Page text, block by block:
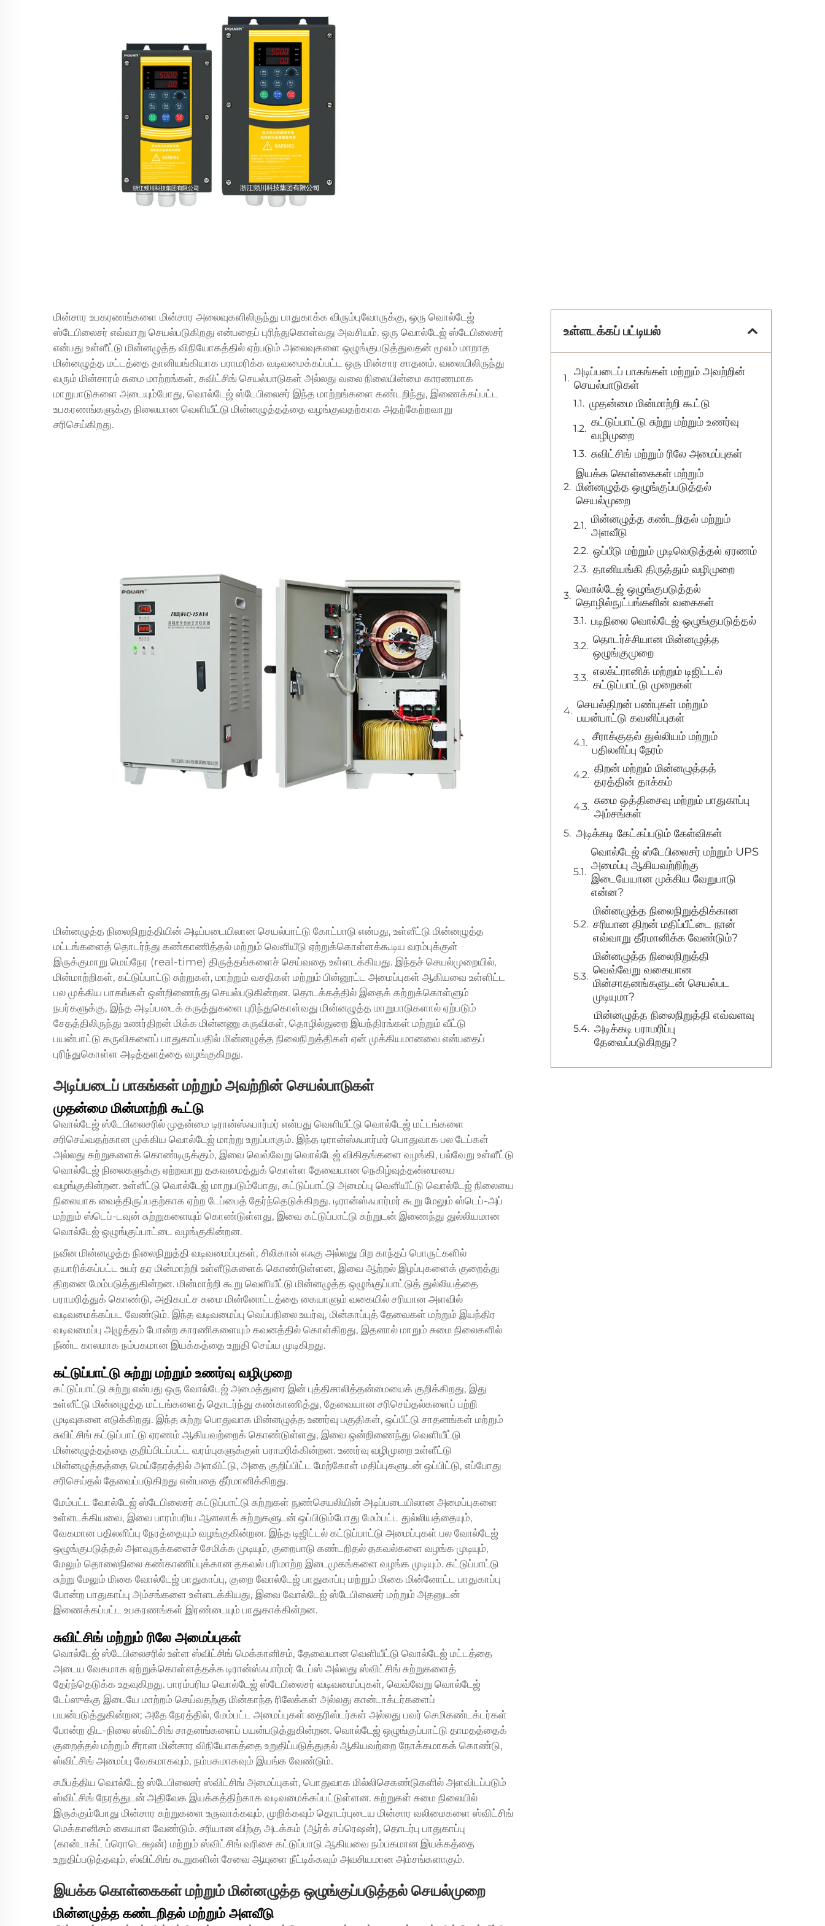
மின்சார உபகரணங்களை மின்சார அலைவுகளிலிருந்து பாதுகாக்க விரும்புவோருக்கு, ஒரு வொல்டேஜ்
ஸ்டேபிலைசர் எவ்வாறு செயல்படுகிறது என்பதைப் புரிந்துகொள்வது அவசியம். ஒரு வொல்டேஜ் ஸ்டேபிலைசர்
என்பது உள்ளீட்டு மின்னழுத்த விநியோகத்தில் ஏற்படும் அலைவுகளை ஒழுங்குபடுத்துவதன் மூலம் மாறாத
மின்னழுத்த மட்டத்தை தானியங்கியாக பராமரிக்க வடிவமைக்கப்பட்ட ஒரு மின்சார சாதனம். வலையிலிருந்து
வரும் மின்சாரம் சுமை மாற்றங்கள், சுவிட்சிங் செயல்பாடுகள் அல்லது வலை நிலையின்மை காரணமாக
மாறுபாடுகளை அடையும்போது, வொல்டேஜ் ஸ்டேபிலைசர் இந்த மாற்றங்களை கண்டறிந்து, இணைக்கப்பட்ட
உபகரணங்களுக்கு நிலையான வெளியீட்டு மின்னழுத்தத்தை வழங்குவதற்காக அதற்கேற்றவாறு
சரிசெய்கிறது.
மின்னழுத்த நிலைநிறுத்தியின் அடிப்படையிலான செயல்பாட்டு கோட்பாடு என்பது, உள்ளீட்டு மின்னழுத்த
மட்டங்களைத் தொடர்ந்து கண்காணித்தல் மற்றும் வெளியீடு ஏற்றுக்கொள்ளக்கூடிய வரம்புக்குள்
இருக்குமாறு மெய்நேர (real-time) திருத்தங்களைச் செய்வதை உள்ளடக்கியது. இந்தச் செயல்முறையில்,
மின்மாற்றிகள், கட்டுப்பாட்டு சுற்றுகள், மாற்றும் வசதிகள் மற்றும் பின்னூட்ட அமைப்புகள் ஆகியவை உள்ளிட்ட
பல முக்கிய பாகங்கள் ஒன்றிணைந்து செயல்படுகின்றன. தொடக்கத்தில் இதைக் கற்றுக்கொள்ளும்
நபர்களுக்கு, இந்த அடிப்படைக் கருத்துகளை புரிந்துகொள்வது மின்னழுத்த மாறுபாடுகளால் ஏற்படும்
சேதத்திலிருந்து உணர்திறன் மிக்க மின்னணு கருவிகள், தொழில்துறை இயந்திரங்கள் மற்றும் வீட்டு
பயன்பாட்டு கருவிகளைப் பாதுகாப்பதில் மின்னழுத்த நிலைநிறுத்திகள் ஏன் முக்கியமானவை என்பதைப்
புரிந்துகொள்ள அடித்தளத்தை வழங்குகிறது.
அடிப்படைப் பாகங்கள் மற்றும் அவற்றின் செயல்பாடுகள்
முதன்மை மின்மாற்றி கூட்டு
வொல்டேஜ் ஸ்டேபிலைசரில் முதன்மை டிரான்ஸ்ஃபார்மர் என்பது வெளியீட்டு வொல்டேஜ் மட்டங்களை
சரிசெய்வதற்கான முக்கிய வொல்டேஜ் மாற்று உறுப்பாகும். இந்த டிரான்ஸ்ஃபார்மர் பொதுவாக பல டேப்கள்
அல்லது சுற்றுகளைக் கொண்டிருக்கும், இவை வெவ்வேறு வொல்டேஜ் விகிதங்களை வழங்கி, பல்வேறு உள்ளீட்டு
வொல்டேஜ் நிலைகளுக்கு ஏற்றவாறு தகவமைத்துக் கொள்ள தேவையான நெகிழ்வுத்தன்மையை
வழங்குகின்றன. உள்ளீட்டு வொல்டேஜ் மாறுபடும்போது, கட்டுப்பாட்டு அமைப்பு வெளியீட்டு வொல்டேஜ் நிலையை
நிலையாக வைத்திருப்பதற்காக ஏற்ற டேப்பைத் தேர்ந்தெடுக்கிறது. டிரான்ஸ்ஃபார்மர் கூறு மேலும் ஸ்டெப்-அப்
மற்றும் ஸ்டெப்-டவுன் சுற்றுகளையும் கொண்டுள்ளது, இவை கட்டுப்பாட்டு சுற்றுடன் இணைந்து துல்லியமான
வொல்டேஜ் ஒழுங்குப்பாட்டை வழங்குகின்றன.
நவீன மின்னழுத்த நிலைநிறுத்தி வடிவமைப்புகள், சிலிகான் எஃகு அல்லது பிற காந்தப் பொருட்களில்
தயாரிக்கப்பட்ட உயர் தர மின்மாற்றி உள்ளீடுகளைக் கொண்டுள்ளன, இவை ஆற்றல் இழப்புகளைக் குறைத்து
திறனை மேம்படுத்துகின்றன. மின்மாற்றி கூறு வெளியீட்டு மின்னழுத்த ஒழுங்குப்பாட்டுத் துல்லியத்தை
பராமரித்துக் கொண்டு, அதிகபட்ச சுமை மின்னோட்டத்தை கையாளும் வகையில் சரியான அளவில்
வடிவமைக்கப்பட வேண்டும். இந்த வடிவமைப்பு வெப்பநிலை உயர்வு, மின்காப்புத் தேவைகள் மற்றும் இயந்திர
வடிவமைப்பு அழுத்தம் போன்ற காரணிகளையும் கவனத்தில் கொள்கிறது, இதனால் மாறும் சுமை நிலைகளில்
நீண்ட காலமாக நம்பகமான இயக்கத்தை உறுதி செய்ய முடிகிறது.
கட்டுப்பாட்டு சுற்று மற்றும் உணர்வு வழிமுறை
கட்டுப்பாட்டு சுற்று என்பது ஒரு வோல்டேஜ் அமைத்துரை இன் புத்திசாலித்தன்மையைக் குறிக்கிறது, இது
உள்ளீட்டு மின்னழுத்த மட்டங்களைத் தொடர்ந்து கண்காணித்து, தேவையான சரிசெய்தல்களைப் பற்றி
முடிவுகளை எடுக்கிறது. இந்த சுற்று பொதுவாக மின்னழுத்த உணர்வு பகுதிகள், ஒப்பீட்டு சாதனங்கள் மற்றும்
சுவிட்சிங் கட்டுப்பாட்டு ஏரணம் ஆகியவற்றைக் கொண்டுள்ளது, இவை ஒன்றிணைந்து வெளியீட்டு
மின்னழுத்தத்தை குறிப்பிடப்பட்ட வரம்புகளுக்குள் பராமரிக்கின்றன. உணர்வு வழிமுறை உள்ளீட்டு
மின்னழுத்தத்தை மெய்நேரத்தில் அளவிட்டு, அதை குறிப்பிட்ட மேற்கோள் மதிப்புகளுடன் ஒப்பிட்டு, எப்போது
சரிசெய்தல் தேவைப்படுகிறது என்பதை தீர்மானிக்கிறது.
மேம்பட்ட வோல்டேஜ் ஸ்டேபிலைசர் கட்டுப்பாட்டு சுற்றுகள் நுண்செயலியின் அடிப்படையிலான அமைப்புகளை
உள்ளடக்கியவை, இவை பாரம்பரிய ஆனலாக் சுற்றுகளுடன் ஒப்பிடும்போது மேம்பட்ட துல்லியத்தையும்,
வேகமான பதிலளிப்பு நேரத்தையும் வழங்குகின்றன. இந்த டிஜிட்டல் கட்டுப்பாட்டு அமைப்புகள் பல வோல்டேஜ்
ஒழுங்குபடுத்தல் அளவுருக்களைச் சேமிக்க முடியும், குறைபாடு கண்டறிதல் தகவல்களை வழங்க முடியும்,
மேலும் தொலைநிலை கண்காணிப்புக்கான தகவல் பரிமாற்ற இடைமுகங்களை வழங்க முடியும். கட்டுப்பாட்டு
சுற்று மேலும் மிகை வோல்டேஜ் பாதுகாப்பு, குறை வோல்டேஜ் பாதுகாப்பு மற்றும் மிகை மின்னோட்ட பாதுகாப்பு
போன்ற பாதுகாப்பு அம்சங்களை உள்ளடக்கியது, இவை வோல்டேஜ் ஸ்டேபிலைசர் மற்றும் அதனுடன்
இணைக்கப்பட்ட உபகரணங்கள் இரண்டையும் பாதுகாக்கின்றன.
சுவிட்சிங் மற்றும் ரிலே அமைப்புகள்
வொல்டேஜ் ஸ்டேபிலைசரில் உள்ள ஸ்விட்சிங் மெக்கானிசம், தேவையான வெளியீட்டு வொல்டேஜ் மட்டத்தை
அடைய வேகமாக ஏற்றுக்கொள்ளத்தக்க டிரான்ஸ்ஃபார்மர் டேப்ஸ் அல்லது ஸ்விட்சிங் சுற்றுகளைத்
தேர்ந்தெடுக்க உதவுகிறது. பாரம்பரிய வொல்டேஜ் ஸ்டேபிலைசர் வடிவமைப்புகள், வெவ்வேறு வொல்டேஜ்
டேப்ஸுக்கு இடையே மாற்றம் செய்வதற்கு மின்காந்த ரிலேக்கள் அல்லது கான்டாக்டர்களைப்
பயன்படுத்துகின்றன; அதே நேரத்தில், மேம்பட்ட அமைப்புகள் தைரிஸ்டர்கள் அல்லது பவர் செமிகண்டக்டர்கள்
போன்ற திட-நிலை ஸ்விட்சிங் சாதனங்களைப் பயன்படுத்துகின்றன. வொல்டேஜ் ஒழுங்குப்பாட்டு தாமதத்தைக்
குறைத்தல் மற்றும் சீரான மின்சார விநியோகத்தை உறுதிப்படுத்துதல் ஆகியவற்றை நோக்கமாகக் கொண்டு,
ஸ்விட்சிங் அமைப்பு வேகமாகவும், நம்பகமாகவும் இயங்க வேண்டும்.
சமீபத்திய வொல்டேஜ் ஸ்டேபிலைசர் ஸ்விட்சிங் அமைப்புகள், பொதுவாக மில்லிசெகண்டுகளில் அளவிடப்படும்
ஸ்விட்சிங் நேரத்துடன் அதிவேக இயக்கத்திற்காக வடிவமைக்கப்பட்டுள்ளன. சுற்றுகள் சுமை நிலையில்
இருக்கும்போது மின்சார சுற்றுகளை உருவாக்கவும், முறிக்கவும் தொடர்புடைய மின்சார வலிமைகளை ஸ்விட்சிங்
மெக்கானிசம் கையாள வேண்டும். சரியான விற்கு அடக்கம் (ஆர்க் சப்ரெஷன்), தொடர்பு பாதுகாப்பு
(கான்டாக்ட் ப்ரொடெக்ஷன்) மற்றும் ஸ்விட்சிங் வரிசை கட்டுப்பாடு ஆகியவை நம்பகமான இயக்கத்தை
உறுதிப்படுத்தவும், ஸ்விட்சிங் கூறுகளின் சேவை ஆயுளை நீட்டிக்கவும் அவசியமான அம்சங்களாகும்.
இயக்க கொள்கைகள் மற்றும் மின்னழுத்த ஒழுங்குப்படுத்தல் செயல்முறை
மின்னழுத்த கண்டறிதல் மற்றும் அளவீடு
உள்ளடக்கப் பட்டியல்
அடிப்படைப் பாகங்கள் மற்றும் அவற்றின்
செயல்பாடுகள்
முதன்மை மின்மாற்றி கூட்டு
கட்டுப்பாட்டு சுற்று மற்றும் உணர்வு
வழிமுறை
சுவிட்சிங் மற்றும் ரிலே அமைப்புகள்
இயக்க கொள்கைகள் மற்றும்
மின்னழுத்த ஒழுங்குப்படுத்தல்
செயல்முறை
மின்னழுத்த கண்டறிதல் மற்றும்
அளவீடு
ஒப்பீடு மற்றும் முடிவெடுத்தல் ஏரணம்
தானியங்கி திருத்தும் வழிமுறை
வொல்டேஜ் ஒழுங்குபடுத்தல்
தொழில்நுட்பங்களின் வகைகள்
படிநிலை வொல்டேஜ் ஒழுங்குபடுத்தல்
தொடர்ச்சியான மின்னழுத்த
ஒழுங்குமுறை
எலக்ட்ரானிக் மற்றும் டிஜிட்டல்
கட்டுப்பாட்டு முறைகள்
செயல்திறன் பண்புகள் மற்றும்
பயன்பாட்டு கவனிப்புகள்
சீராக்குதல் துல்லியம் மற்றும்
பதிலளிப்பு நேரம்
திறன் மற்றும் மின்னழுத்தத்
தரத்தின் தாக்கம்
சுமை ஒத்திசைவு மற்றும் பாதுகாப்பு
அம்சங்கள்
அடிக்கடி கேட்கப்படும் கேள்விகள்
வொல்டேஜ் ஸ்டேபிலைசர் மற்றும் UPS
அமைப்பு ஆகியவற்றிற்கு
இடையேயான முக்கிய வேறுபாடு
என்ன?
மின்னழுத்த நிலைநிறுத்திக்கான
சரியான திறன் மதிப்பீட்டை நான்
எவ்வாறு தீர்மானிக்க வேண்டும்?
மின்னழுத்த நிலைநிறுத்தி
வெவ்வேறு வகையான
மின்சாதனங்களுடன் செயல்பட
முடியுமா?
மின்னழுத்த நிலைநிறுத்தி எவ்வளவு
அடிக்கடி பராமரிப்பு
தேவைப்படுகிறது?